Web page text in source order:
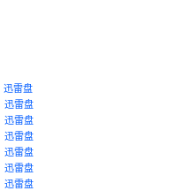
迅雷盘
迅雷盘
迅雷盘
迅雷盘
迅雷盘
迅雷盘
迅雷盘